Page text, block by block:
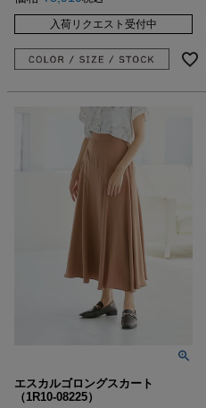
入荷リクエスト受付中
エスカルゴロングスカート
（1R10-08225）